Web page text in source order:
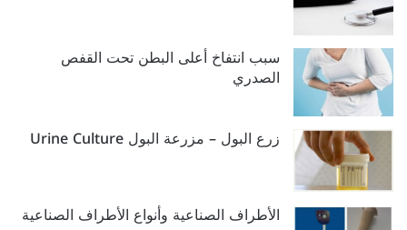
سبب انتفاخ أعلى البطن تحت القفص
الصدري
زرع البول – مزرعة البول Urine Culture
الأطراف الصناعية وأنواع الأطراف الصناعية